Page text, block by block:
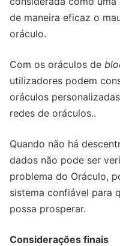
de maneira eficaz o
oráculo.
Com os oráculos de
utilizadores podem
oráculos
redes de oráculos..
Quando não há
dados não pode ser
problema do Oráculo,
sistema confiável para
possa prosperar.
Considerações finais